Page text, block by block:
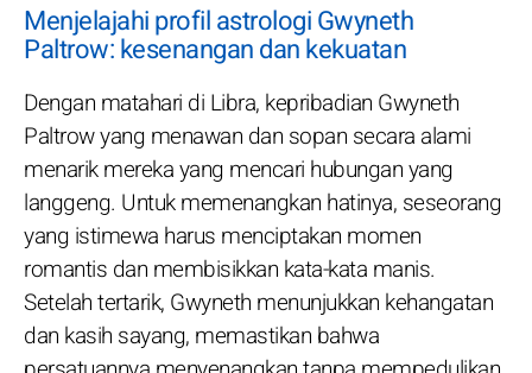
Menjelajahi profil astrologi Gwyneth
Paltrow: kesenangan dan kekuatan
Dengan matahari di Libra, kepribadian Gwyneth
Paltrow yang menawan dan sopan secara alami
menarik mereka yang mencari hubungan yang
langgeng. Untuk memenangkan hatinya, seseorang
yang istimewa harus menciptakan momen
romantis dan membisikkan kata-kata manis.
Setelah tertarik, Gwyneth menunjukkan kehangatan
dan kasih sayang, memastikan bahwa